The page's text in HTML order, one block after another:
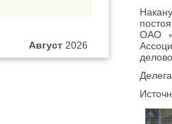
Август 2026
ОАО